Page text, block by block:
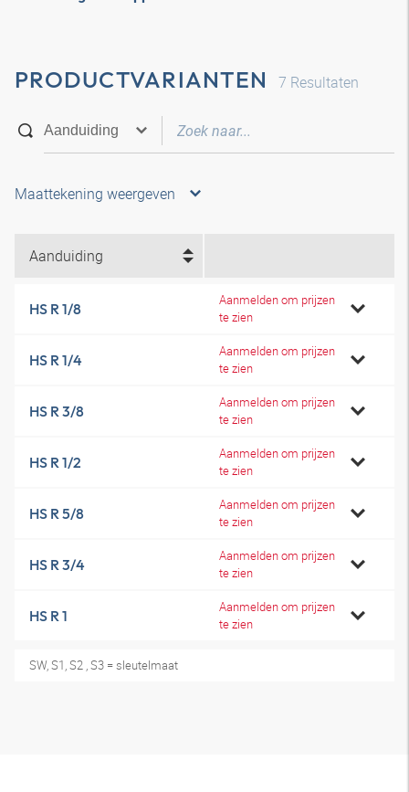
PRODUCTVARIANTEN 7 Resultaten
Maattekening weergeven
Aanduiding
HS R 1/8
Aanmelden om prijzen
te zien
HS R 1/4
Aanmelden om prijzen
te zien
HS R 3/8
Aanmelden om prijzen
te zien
HS R 1/2
Aanmelden om prijzen
te zien
HS R 5/8
Aanmelden om prijzen
te zien
HS R 3/4
Aanmelden om prijzen
te zien
HS R 1
Aanmelden om prijzen
te zien
SW, S1, S2 , S3 = sleutelmaat